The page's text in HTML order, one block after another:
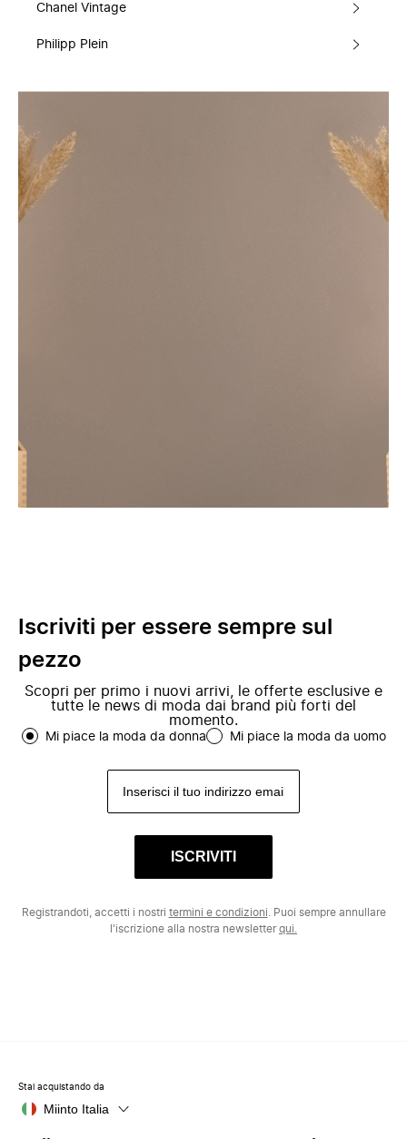
Chanel Vintage
Philipp Plein
Iscriviti per essere sempre sul
pezzo
Scopri per primo i nuovi arrivi, le offerte esclusive e
tutte le news di moda dai brand più forti del
momento.
Mi piace la moda da donna Mi piace la moda da uomo
ISCRIVITI
Registrandoti, accetti i nostri termini e condizioni . Puoi sempre annullare
l'iscrizione alla nostra newsletterqui.
Stai acquistando da
Miinto Italia